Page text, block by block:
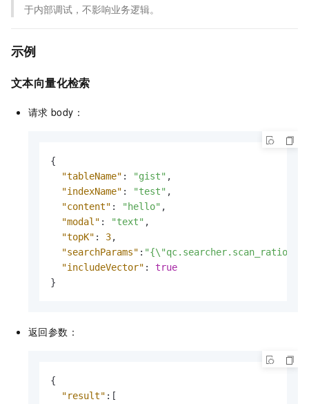
于内部调试，不影响业务逻辑。
示例
文本向量化检索
请求 body：
{
"tableName" : "gist" ,
"indexName" : "test" ,
"content" : "hello" ,
"modal" : "text" ,
"topK" : 3,
"searchParams" :
"includeVector" :
true
}
返回参数：
{
"result" : [